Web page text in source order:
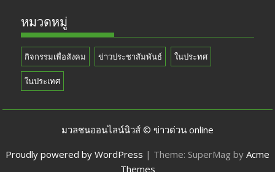
หมวดหมู่
กิจกรรมเพื่อสังคม ข่าวประชาสัมพันธ์ ในประทศ
ในประเทศ
มวลชนออนไลน์นิวส์ © ข่าวด่วน online
Proudly powered by WordPress | Theme: SuperMag by Acme
Themes